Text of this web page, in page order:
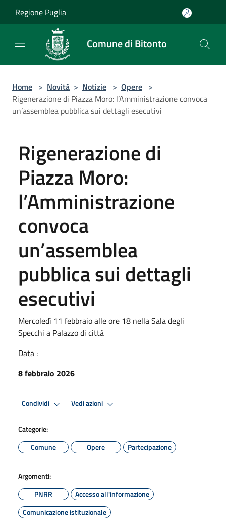
Regione Puglia
Comune di Bitonto
Home > Novità > Notizie > Opere >
Rigenerazione di Piazza Moro: l’Amministrazione convoca
un’assemblea pubblica sui dettagli esecutivi
Rigenerazione di
Piazza Moro:
l’Amministrazione
convoca
un’assemblea
pubblica sui dettagli
esecutivi
Mercoledì 11 febbraio alle ore 18 nella Sala degli
Specchi a Palazzo di città
Data :
8 febbraio 2026
Condividi Vedi azioni
Categorie:
Comune
Opere Partecipazione
Argomenti:
PNRR
Accesso all'informazione
Comunicazione istituzionale